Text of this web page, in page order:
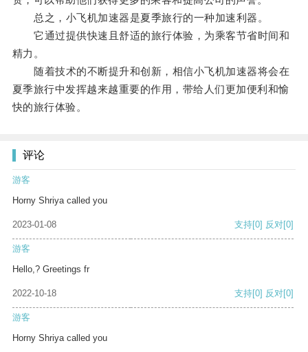
总之，小飞机加速器是夏季旅行的一种加速利器。
它通过提供快速且舒适的旅行体验，为乘客节省时间和
精力。
随着技术的不断提升和创新，相信小飞机加速器将会在
夏季旅行中发挥越来越重要的作用，带给人们更加便利和愉
快的旅行体验。
评论
游客
Horny Shriya called you
2023-01-08 支持[0] 反对[0]
游客
Hello,? Greetings fr
2022-10-18 支持[0] 反对[0]
游客
Horny Shriya called you